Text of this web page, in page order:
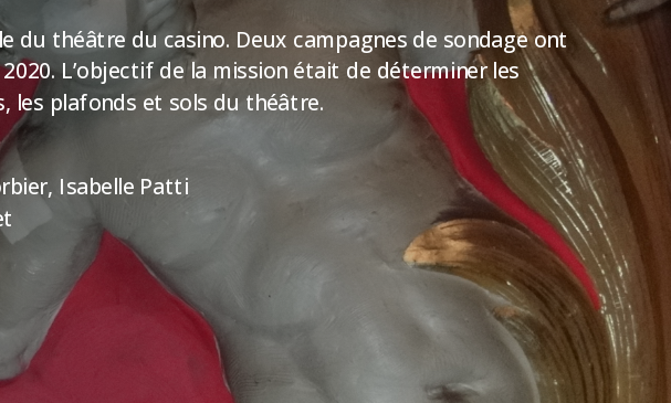
du théâtre du casino. Deux campagnes de sondage ont
L’objectif de la mission était de déterminer les
les plafonds et sols du théâtre.
Isabelle Patti